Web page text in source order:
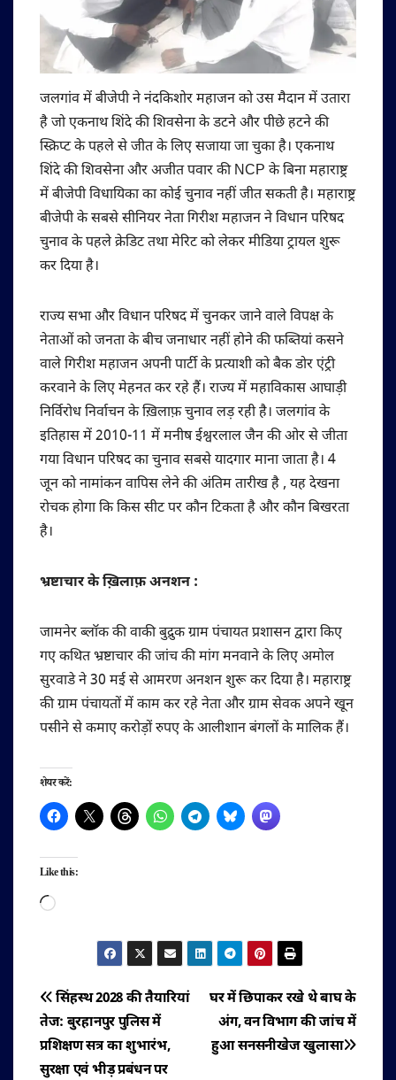
जलगांव में बीजेपी ने नंदकिशोर महाजन को उस मैदान में उतारा
है जो एकनाथ शिंदे की शिवसेना के डटने और पीछे हटने की
स्क्रिप्ट के पहले से जीत के लिए सजाया जा चुका है। एकनाथ
शिंदे की शिवसेना और अजीत पवार की NCP के बिना महाराष्ट्र
में बीजेपी विधायिका का कोई चुनाव नहीं जीत सकती है। महाराष्ट्र
बीजेपी के सबसे सीनियर नेता गिरीश महाजन ने विधान परिषद
चुनाव के पहले क्रेडिट तथा मेरिट को लेकर मीडिया ट्रायल शुरू
कर दिया है।
राज्य सभा और विधान परिषद में चुनकर जाने वाले विपक्ष के
नेताओं को जनता के बीच जनाधार नहीं होने की फब्तियां कसने
वाले गिरीश महाजन अपनी पार्टी के प्रत्याशी को बैक डोर एंट्री
करवाने के लिए मेहनत कर रहे हैं। राज्य में महाविकास आघाड़ी
निर्विरोध निर्वाचन के ख़िलाफ़ चुनाव लड़ रही है। जलगांव के
इतिहास में 2010-11 में मनीष ईश्वरलाल जैन की ओर से जीता
गया विधान परिषद का चुनाव सबसे यादगार माना जाता है। 4
जून को नामांकन वापिस लेने की अंतिम तारीख है , यह देखना
रोचक होगा कि किस सीट पर कौन टिकता है और कौन बिखरता
है।
भ्रष्टाचार के ख़िलाफ़ अनशन :
जामनेर ब्लॉक की वाकी बुद्रुक ग्राम पंचायत प्रशासन द्वारा किए
गए कथित भ्रष्टाचार की जांच की मांग मनवाने के लिए अमोल
सुरवाडे ने 30 मई से आमरण अनशन शुरू कर दिया है। महाराष्ट्र
की ग्राम पंचायतों में काम कर रहे नेता और ग्राम सेवक अपने खून
पसीने से कमाए करोड़ों रुपए के आलीशान बंगलों के मालिक हैं।
शेयर करें:
Like this:
Loading…
पोस्ट
नेविगेशन
घर में छिपाकर रखे थे बाघ के
अंग, वन विभाग की जांच में
हुआ सनसनीखेज खुलासा
सिंहस्थ 2028 की तैयारियां
तेज: बुरहानपुर पुलिस में
प्रशिक्षण सत्र का शुभारंभ,
सुरक्षा एवं भीड़ प्रबंधन पर